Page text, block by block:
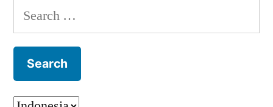
Search
for: